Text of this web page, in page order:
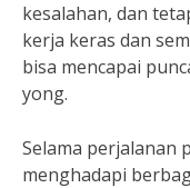
kesalahan, dan
kerja keras dan
bisa mencapai
yong.
Selama perjalanan
menghadapi